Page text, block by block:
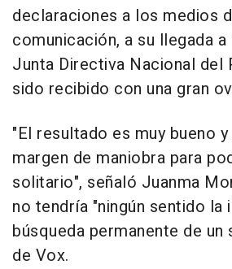
declaraciones a los medios
comunicación, a su llegada
Junta Directiva Nacional del
sido recibido con una gran
"El resultado es muy bueno y
margen de maniobra para
solitario", señaló Juanma
no tendría "ningún sentido la
búsqueda permanente de
de Vox.